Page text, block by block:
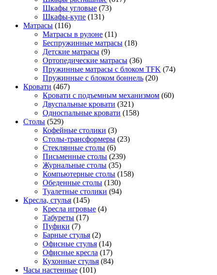
Шкафы угловые (73)
Шкафы-купе (131)
Матрасы (116)
Матрасы в рулоне (11)
Беспружинные матрасы (18)
Детские матрасы (9)
Ортопедические матрасы (36)
Пружинные матрасы с блоком TFK (74)
Пружинные с блоком боннель (20)
Кровати (467)
Кровати с подъемным механизмом (60)
Двуспальные кровати (321)
Односпальные кровати (158)
Столы (529)
Кофейные столики (3)
Столы-трансформеры (23)
Стеклянные столы (6)
Письменные столы (239)
Журнальные столы (35)
Компьютерные столы (158)
Обеденные столы (130)
Туалетные столики (94)
Кресла, стулья (145)
Кресла игровые (4)
Табуреты (17)
Пуфики (7)
Барные стулья (2)
Офисные стулья (14)
Офисные кресла (17)
Кухонные стулья (84)
Часы настенные (101)